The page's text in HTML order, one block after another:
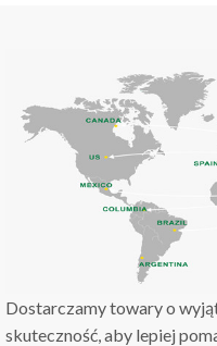
Dostarczamy towary o
skuteczność, aby lepiej